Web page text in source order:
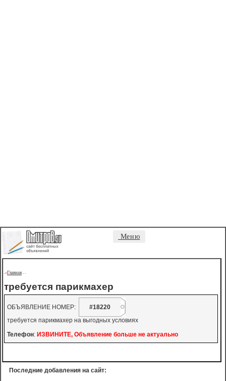
Меню
->Главная - -
требуется парикмахер
ОБЪЯВЛЕНИЕ НОМЕР:
#18220
требуется парикмахер на выгодных условиях
Телефон: ИЗВИНИТЕ, Объявление больше не актуально
Последние добавления на сайт: